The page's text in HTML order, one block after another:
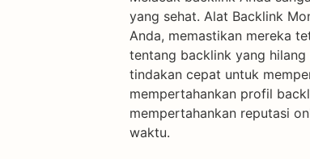
yang sehat. Alat Backlink
Anda, memastikan mereka
tentang backlink yang
tindakan cepat untuk
mempertahankan profil
mempertahankan reputasi
waktu.